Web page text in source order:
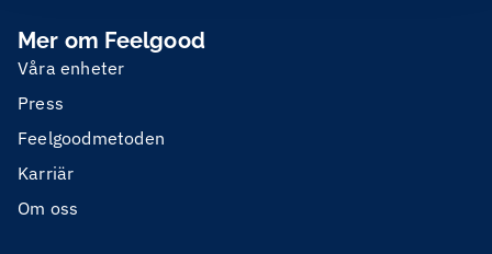
Mer om Feelgood
Våra enheter
Press
Feelgoodmetoden
Karriär
Om oss